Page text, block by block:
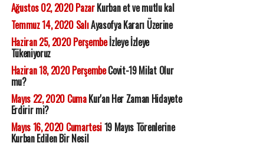
Ağustos 02, 2020 PazarKurban et ve mutlu kal
Temmuz 14, 2020 SalıAyasofya Kararı Üzerine
Haziran 25, 2020 Perşembeİzleye İzleye
Tükeniyoruz
Haziran 18, 2020 PerşembeCovit-19 Milat Olur
mu?
Mayıs 22, 2020 CumaKur'an Her Zaman Hidayete
Erdirir mi?
Mayıs 16, 2020 Cumartesi19 Mayıs Törenlerine
Kurban Edilen Bir Nesil